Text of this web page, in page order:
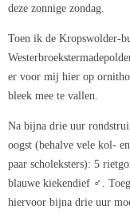
deze zonnige zondag.
Toen ik de Kropswolder-
er voor mij hier op
bleek mee te vallen.
Na bijna drie uur
oogst (behalve vele kol-
paar scholeksters): 5
blauwe kiekendief ♂.
hiervoor bijna drie uur